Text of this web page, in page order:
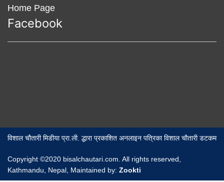
Home Page
Facebook
विशाल चौतारी मिडीया प्रा.ली. द्धारा प्रकाशित अनलाइन पत्रिका विशाल चौतारी डटकम
Copyright ©2020 bisalchautari.com. All rights reserved,
Kathmandu, Nepal, Maintained by: Zookti